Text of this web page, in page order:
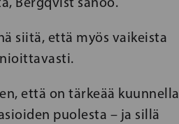
siitä, että myös vaikeista
että on tärkeää kuunnella
puolesta – ja sillä